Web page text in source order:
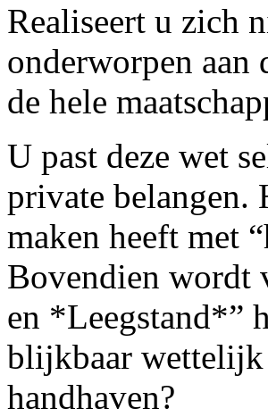
Realiseert u zich
onderworpen
de hele
U past deze wet
private belangen.
maken heeft met
Bovendien wordt
en *Leegstand*”
blijkbaar wettelijk
handhaven?